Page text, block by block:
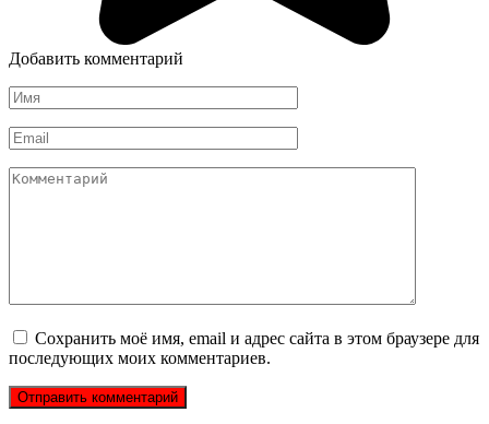
Добавить комментарий
Имя
*
Email
*
Комментарий
Сохранить моё имя, email и адрес сайта в этом браузере для
последующих моих комментариев.